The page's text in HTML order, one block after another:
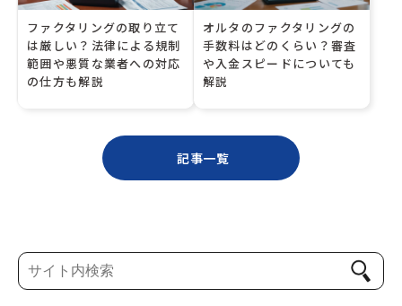
ファクタリングの取り立て
は厳しい？法律による規制
範囲や悪質な業者への対応
の仕方も解説
オルタのファクタリングの
手数料はどのくらい？審査
や入金スピードについても
解説
記事一覧